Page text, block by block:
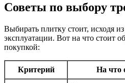
Советы по выбору
Выбирать плитку стоит, исходя
эксплуатации. Вот на что стоит
покупкой:
Критерий На что